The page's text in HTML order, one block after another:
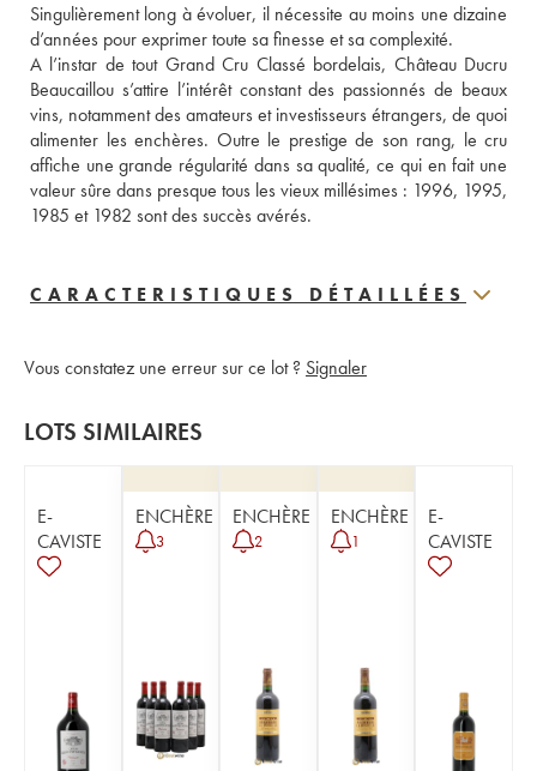
Singulièrement long à évoluer, il nécessite au moins une dizaine
d’années pour exprimer toute sa finesse et sa complexité.
A l’instar de tout Grand Cru Classé bordelais, Château Ducru
Beaucaillou s’attire l’intérêt constant des passionnés de beaux
vins, notamment des amateurs et investisseurs étrangers, de quoi
alimenter les enchères. Outre le prestige de son rang, le cru
affiche une grande régularité dans sa qualité, ce qui en fait une
valeur sûre dans presque tous les vieux millésimes : 1996, 1995,
1985 et 1982 sont des succès avérés.
CARACTERISTIQUES DÉTAILLÉES
Vous constatez une erreur sur ce lot ? Signaler
LOTS SIMILAIRES
E-
CAVISTE
ENCHÈRE
3
ENCHÈRE
2
ENCHÈRE
1
E-
CAVISTE